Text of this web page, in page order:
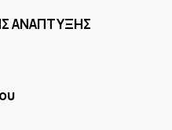
ΑΝΑΠΤΥΞΗΣ